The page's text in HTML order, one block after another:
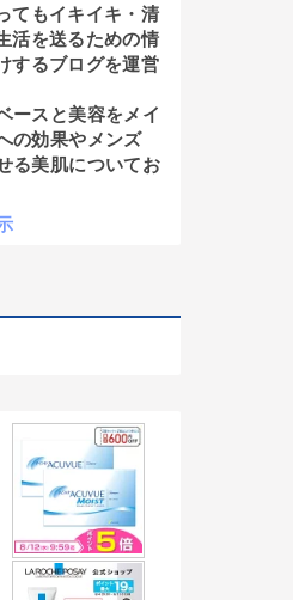
てもイキイキ・清
活を送るための情
するブログを運営
ースと美容をメイ
の効果やメンズ
る美肌についてお